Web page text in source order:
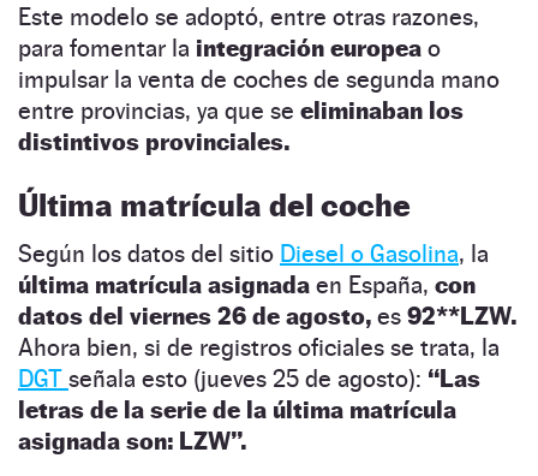
Este modelo se adoptó, entre otras razones,
para fomentar la integración europea o
impulsar la venta de coches de segunda mano
entre provincias, ya que se eliminaban los
distintivos provinciales.
Última matrícula del coche
Según los datos del sitio Diesel o Gasolina, la
última matrícula asignada en España, con
datos del viernes 26 de agosto, es 92**LZW.
Ahora bien, si de registros oficiales se trata, la
DGT señala esto (jueves 25 de agosto): “Las
letras de la serie de la última matrícula
asignada son: LZW”.